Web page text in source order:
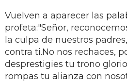
Vuelven a aparecer las
profeta:"Señor,
la culpa de nuestros
contra ti.No nos rechaces,
desprestigies tu trono
rompas tu alianza con